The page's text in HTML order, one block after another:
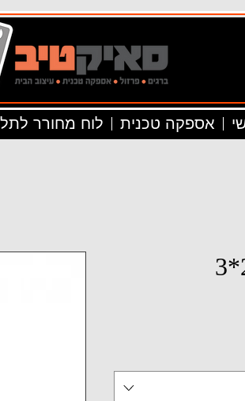
לוח מחורר אספקה טכנית